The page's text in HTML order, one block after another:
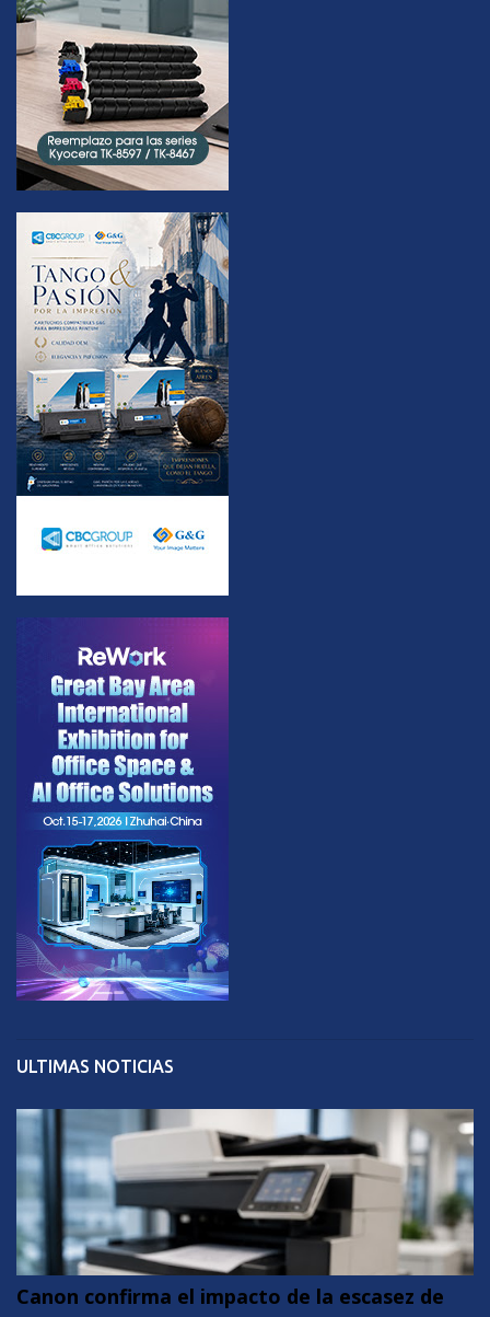
ULTIMAS NOTICIAS
Canon confirma el impacto de la escasez de